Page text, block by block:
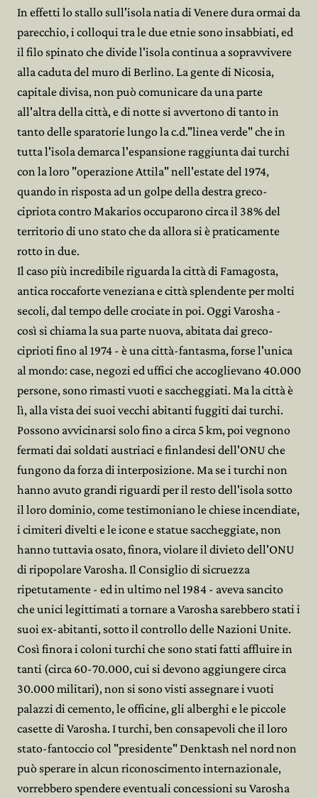
In effetti lo stallo sull'isola natia di Venere dura ormai da
parecchio, i colloqui tra le due etnie sono insabbiati, ed
il filo spinato che divide l'isola continua a sopravvivere
alla caduta del muro di Berlino. La gente di Nicosia,
capitale divisa, non può comunicare da una parte
all'altra della città, e di notte si avvertono di tanto in
tanto delle sparatorie lungo la c.d."linea verde" che in
tutta l'isola demarca l'espansione raggiunta dai turchi
con la loro "operazione Attila" nell'estate del 1974,
quando in risposta ad un golpe della destra greco-
cipriota contro Makarios occuparono circa il 38% del
territorio di uno stato che da allora si è praticamente
rotto in due.
Il caso più incredibile riguarda la città di Famagosta,
antica roccaforte veneziana e città splendente per molti
secoli, dal tempo delle crociate in poi. Oggi Varosha -
così si chiama la sua parte nuova, abitata dai greco-
ciprioti fino al 1974 - è una città-fantasma, forse l'unica
al mondo: case, negozi ed uffici che accoglievano 40.000
persone, sono rimasti vuoti e saccheggiati. Ma la città è
lì, alla vista dei suoi vecchi abitanti fuggiti dai turchi.
Possono avvicinarsi solo fino a circa 5 km, poi vegnono
fermati dai soldati austriaci e finlandesi dell'ONU che
fungono da forza di interposizione. Ma se i turchi non
hanno avuto grandi riguardi per il resto dell'isola sotto
il loro dominio, come testimoniano le chiese incendiate,
i cimiteri divelti e le icone e statue saccheggiate, non
hanno tuttavia osato, finora, violare il divieto dell'ONU
di ripopolare Varosha. Il Consiglio di sicruezza
ripetutamente - ed in ultimo nel 1984 - aveva sancito
che unici legittimati a tornare a Varosha sarebbero stati i
suoi ex-abitanti, sotto il controllo delle Nazioni Unite.
Così finora i coloni turchi che sono stati fatti affluire in
tanti (circa 60-70.000, cui si devono aggiungere circa
30.000 militari), non si sono visti assegnare i vuoti
palazzi di cemento, le officine, gli alberghi e le piccole
casette di Varosha. I turchi, ben consapevoli che il loro
stato-fantoccio col "presidente" Denktash nel nord non
può sperare in alcun riconoscimento internazionale,
vorrebbero spendere eventuali concessioni su Varosha